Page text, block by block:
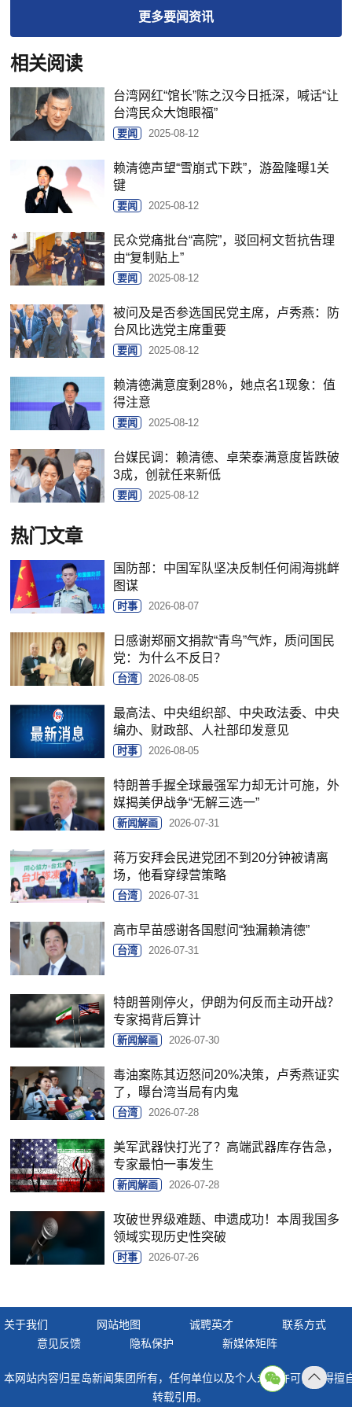
更多要闻资讯
相关阅读
台湾网红“馆长”陈之汉今日抵深，喊话“让
台湾民众大饱眼福”
要闻 2025-08-12
赖清德声望“雪崩式下跌”，游盈隆曝1关
键
要闻 2025-08-12
民众党痛批台“高院”，驳回柯文哲抗告理
由“复制贴上”
要闻 2025-08-12
被问及是否参选国民党主席，卢秀燕：防
台风比选党主席重要
要闻 2025-08-12
赖清德满意度剩28％，她点名1现象：值
得注意
要闻 2025-08-12
台媒民调：赖清德、卓荣泰满意度皆跌破
3成，创就任来新低
要闻 2025-08-12
热门文章
国防部：中国军队坚决反制任何闹海挑衅
图谋
时事 2026-08-07
日感谢郑丽文捐款“青鸟”气炸，质问国民
党：为什么不反日？
台湾 2026-08-05
最高法、中央组织部、中央政法委、中央
编办、财政部、人社部印发意见
时事 2026-08-05
特朗普手握全球最强军力却无计可施，外
媒揭美伊战争“无解三选一”
新闻解画 2026-07-31
蒋万安拜会民进党团不到20分钟被请离
场，他看穿绿营策略
台湾 2026-07-31
高市早苗感谢各国慰问“独漏赖清德”
台湾 2026-07-31
特朗普刚停火，伊朗为何反而主动开战？
专家揭背后算计
新闻解画 2026-07-30
毒油案陈其迈怒问20%决策，卢秀燕证实
了，曝台湾当局有内鬼
台湾 2026-07-28
美军武器快打光了？高端武器库存告急，
专家最怕一事发生
新闻解画 2026-07-28
攻破世界级难题、申遗成功！本周我国多
领域实现历史性突破
时事 2026-07-26
关于我们 网站地图 诚聘英才
联系方式
意见反馈
隐私保护 新媒体矩阵
本网站内容归星岛新闻集团所有，任何单位以及个人未经许可，不得擅
转载引用。